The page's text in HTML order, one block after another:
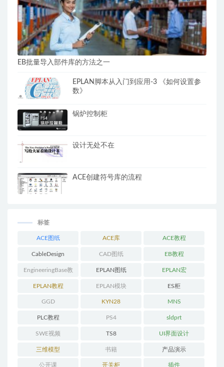
EB批量导入部件库的方法之一
EPLAN脚本从入门到应用-3 《如何设置参
数》
锅炉控制柜
设计无处不在
ACE创建符号库的流程
标签
ACE图纸 ACE库 ACE教程
CableDesign CAD图纸 EB教程
EngineeringBase教
程
EPLAN图纸 EPLAN宏
EPLAN教程 EPLAN模块 ES柜
GGD KYN28 MNS
PLC教程 PS4 sldprt
SWE视频 TS8 UI界面设计
三维模型 书籍 产品演示
公开课 开关柜 插件